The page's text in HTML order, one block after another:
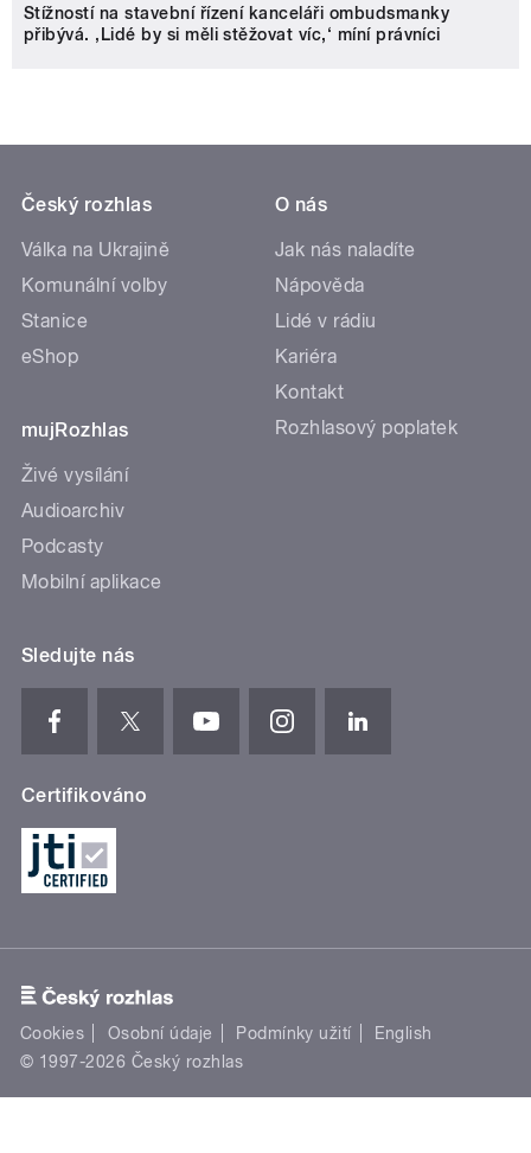
Stížností na stavební řízení kanceláři ombudsmanky
přibývá. ‚Lidé by si měli stěžovat víc,‘ míní právníci
Český rozhlas
Válka na Ukrajině
Komunální volby
Stanice
eShop
mujRozhlas
Živé vysílání
Audioarchiv
Podcasty
Mobilní aplikace
O nás
Jak nás naladíte
Nápověda
Lidé v rádiu
Kariéra
Kontakt
Rozhlasový poplatek
Sledujte nás
Certifikováno
Cookies Osobní údaje Podmínky užití
English
© 1997-2026 Český rozhlas